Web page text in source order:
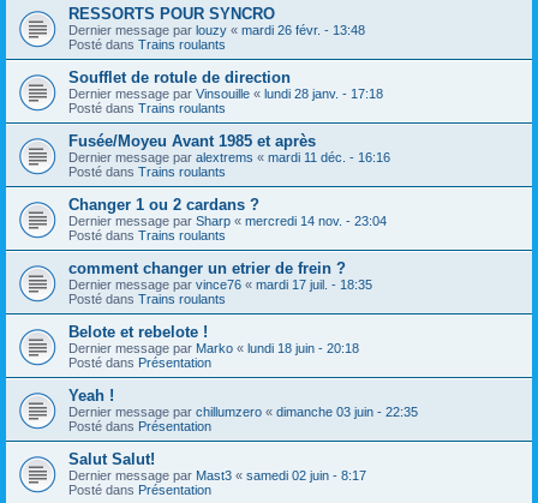
RESSORTS POUR SYNCRO
Dernier message par louzy « mardi 26 févr. - 13:48
Posté dans Trains roulants
Soufflet de rotule de direction
Dernier message par Vinsouille « lundi 28 janv. - 17:18
Posté dans Trains roulants
Fusée/Moyeu Avant 1985 et après
Dernier message par alextrems « mardi 11 déc. - 16:16
Posté dans Trains roulants
Changer 1 ou 2 cardans ?
Dernier message par Sharp « mercredi 14 nov. - 23:04
Posté dans Trains roulants
comment changer un etrier de frein ?
Dernier message par vince76 « mardi 17 juil. - 18:35
Posté dans Trains roulants
Belote et rebelote !
Dernier message par Marko « lundi 18 juin - 20:18
Posté dans Présentation
Yeah !
Dernier message par chillumzero « dimanche 03 juin - 22:35
Posté dans Présentation
Salut Salut!
Dernier message par Mast3 « samedi 02 juin - 8:17
Posté dans Présentation